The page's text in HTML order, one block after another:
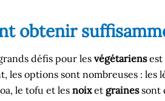
obtenir
défis pour les végétariensest
les options sont nombreuses : les
le tofu et les noixet grainessont